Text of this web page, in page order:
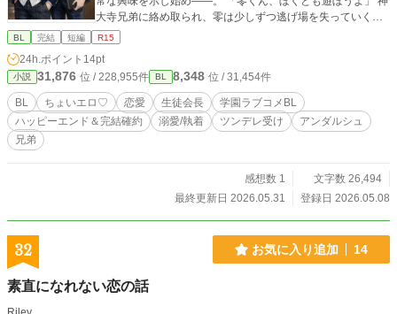
大寺兄弟に絡め取られ、零は少しずつ逃げ場を失っていく。
逃げたいのに、 弦の腕の中だけが苦しいほど安心できた。 執
始まる、甘く歪な学園共依存BL。
BL 完結 短編 R15
24h.ポイント 14pt
小説 31,876 位 / 228,955件 BL 8,348 位 / 31,454件
BL ちょいエロ♡ 恋愛 生徒会長
学園ラブコメBL
ハッピーエンド＆完結確約
溺愛/執着 ツンデレ受け
アンダルシュ
兄弟
感想数 1
文字数 26,494
最終更新日 2026.05.31
登録日 2026.05.08
32 お気に入り追加 14
素直になれない恋の話